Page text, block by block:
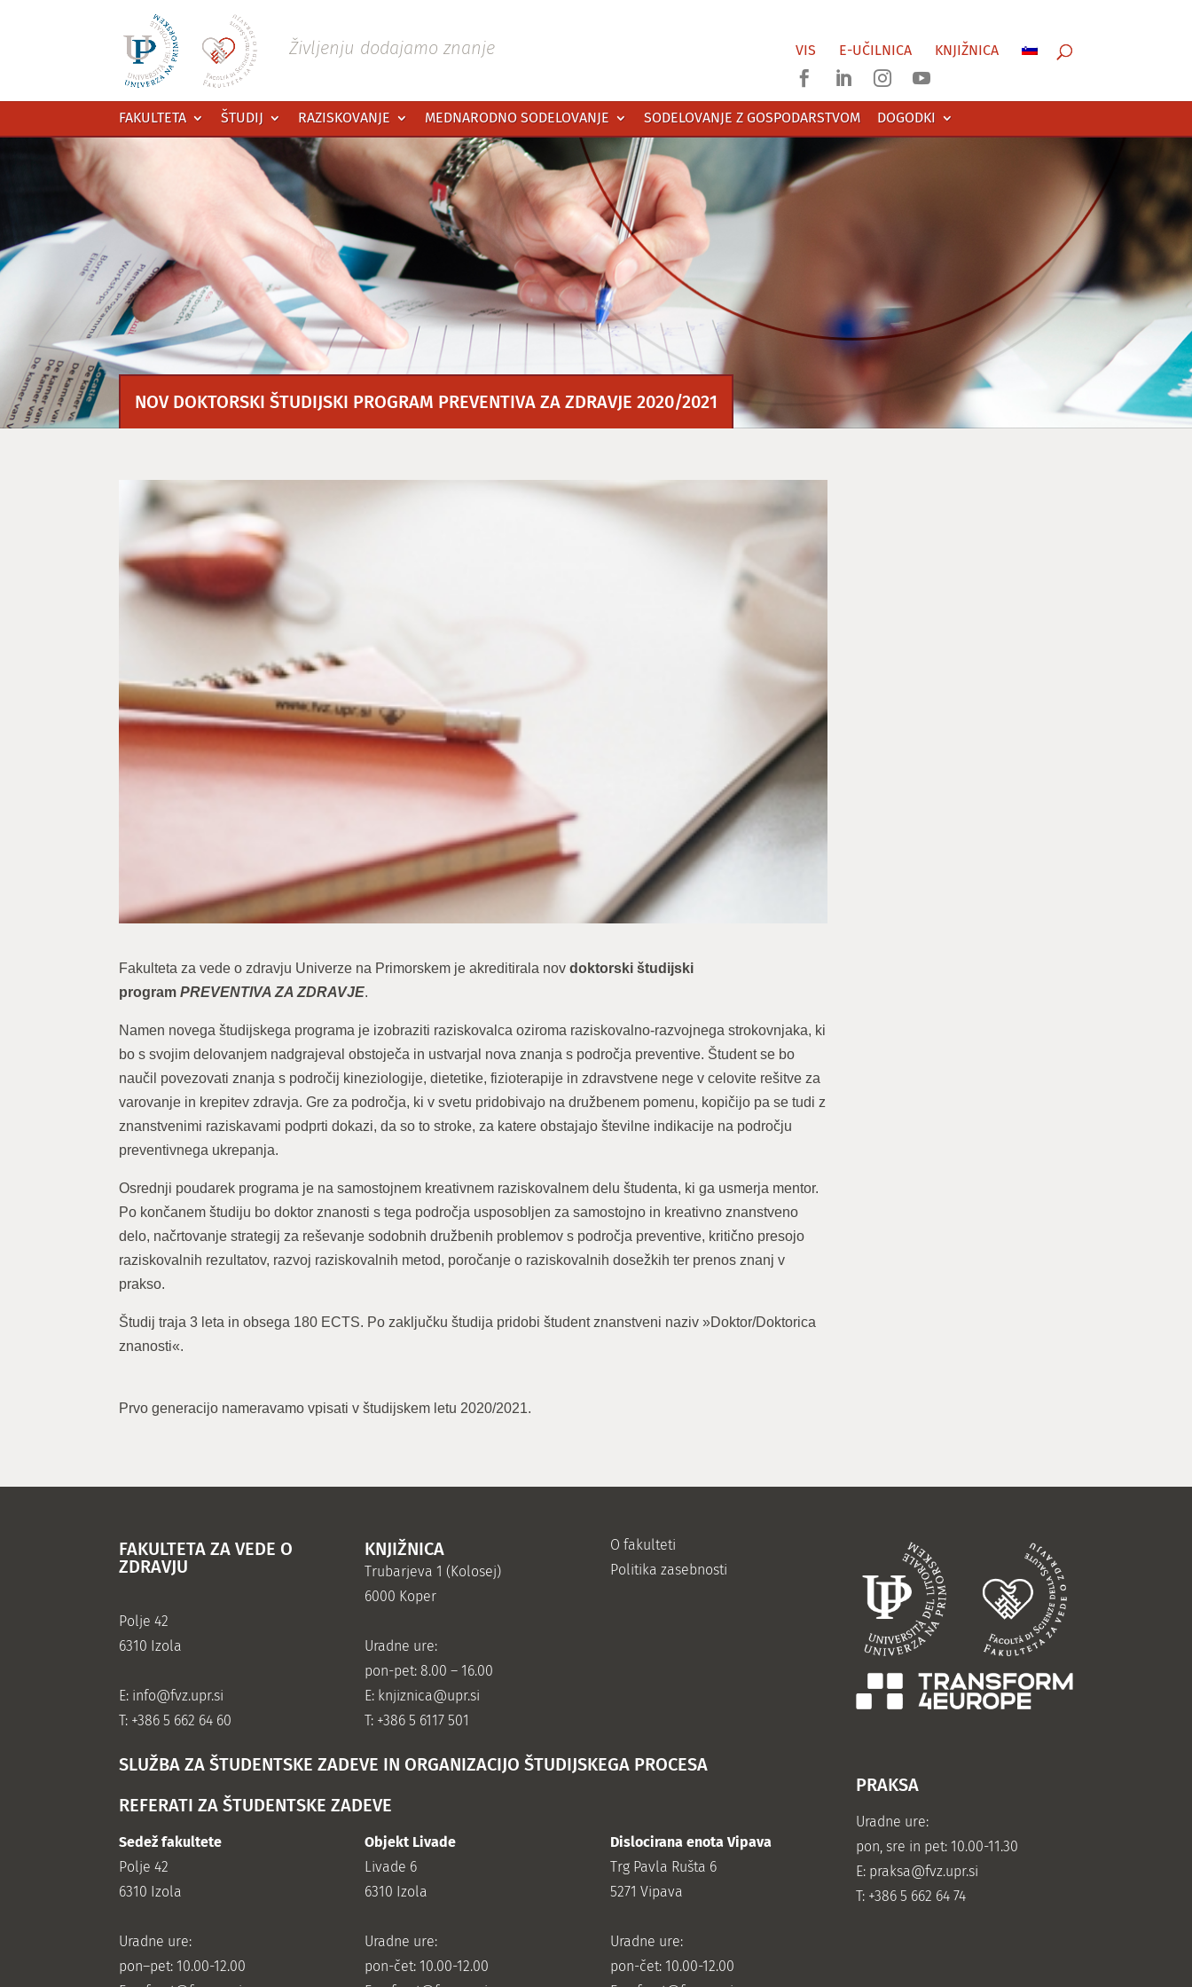
FAKULTETA ŠTUDIJ RAZISKOVANJE MEDNARODNO SODELOVANJE SODELOVANJE Z GOSPODARSTVOM DOGODKI
Življenju dodajamo znanje VIS E-UČILNICA KNJIŽNICA
   
NOV DOKTORSKI ŠTUDIJSKI PROGRAM PREVENTIVA ZA ZDRAVJE 2020/2021
Fakulteta za vede o zdravju Univerze na Primorskem je akreditirala novdoktorski študijski
program PREVENTIVA ZA ZDRAVJE.
Namen novega študijskega programa je izobraziti raziskovalca oziroma raziskovalno-razvojnega strokovnjaka, ki
bo s svojim delovanjem nadgrajeval obstoječa in ustvarjal nova znanja s področja preventive. Študent se bo
naučil povezovati znanja s področij kineziologije, dietetike, fizioterapije in zdravstvene nege v celovite rešitve za
varovanje in krepitev zdravja. Gre za področja, ki v svetu pridobivajo na družbenem pomenu, kopičijo pa se tudi z
znanstvenimi raziskavami podprti dokazi, da so to stroke, za katere obstajajo številne indikacije na področju
preventivnega ukrepanja.
Osrednji poudarek programa je na samostojnem kreativnem raziskovalnem delu študenta, ki ga usmerja mentor.
Po končanem študiju bo doktor znanosti s tega področja usposobljen za samostojno in kreativno znanstveno
delo, načrtovanje strategij za reševanje sodobnih družbenih problemov s področja preventive, kritično presojo
raziskovalnih rezultatov, razvoj raziskovalnih metod, poročanje o raziskovalnih dosežkih ter prenos znanj v
prakso.
Študij traja 3 leta in obsega 180 ECTS. Po zaključku študija pridobi študent znanstveni naziv »Doktor/Doktorica
znanosti«.
Prvo generacijo nameravamo vpisati v študijskem letu 2020/2021.
FAKULTETA ZA VEDE O
ZDRAVJU
Polje 42
6310 Izola
E: info@fvz.upr.si
T: +386 5 662 64 60
SLUŽBA ZA ŠTUDENTSKE ZADEVE IN ORGANIZACIJO ŠTUDIJSKEGA PROCESA
REFERATI ZA ŠTUDENTSKE ZADEVE
Sedež fakultete
Polje 42
6310 Izola
Uradne ure:
pon–pet: 10.00-12.00
KNJIŽNICA
Trubarjeva 1 (Kolosej)
6000 Koper
Uradne ure:
pon-pet: 8.00 – 16.00
E: knjiznica@upr.si
T: +386 5 6117 501
Objekt Livade
Livade 6
6310 Izola
Uradne ure:
pon-čet: 10.00-12.00
O fakulteti
Politika zasebnosti
Dislocirana enota Vipava
Trg Pavla Rušta 6
5271 Vipava
Uradne ure:
pon-čet: 10.00-12.00
PRAKSA
Uradne ure:
pon, sre in pet: 10.00-11.30
E: praksa@fvz.upr.si
T: +386 5 662 64 74